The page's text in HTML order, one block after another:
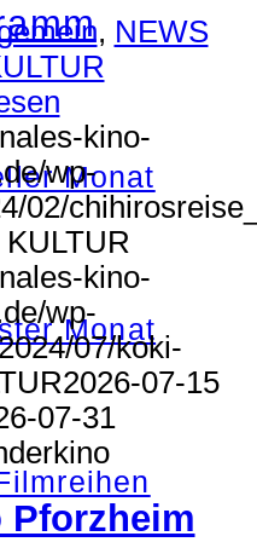
Monat
Monat
, NEWS
kino-
wp-
02/
KULTUR
kino-
wp-
07/koki-
2026-07-15
07-31
Pforzheim